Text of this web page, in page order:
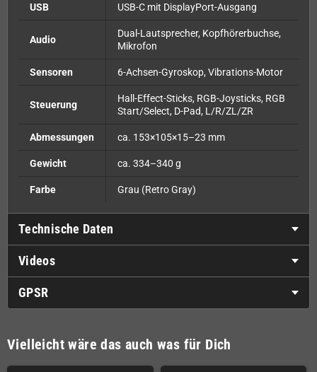
USB USB-C mit DisplayPort-Ausgang
Audio
Dual-Lautsprecher, Kopfhörerbuchse,
Mikrofon
Sensoren 6-Achsen-Gyroskop, Vibrations-Motor
Steuerung
Hall-Effect-Sticks, RGB-Joysticks, RGB
Start/Select, D-Pad, L/R/ZL/ZR
Abmessungen ca. 153×105×15–23 mm
Gewicht ca. 334–340 g
Farbe Grau (Retro Gray)
Technische Daten
Videos
GPSR
Vielleicht wäre das auch was für Dich